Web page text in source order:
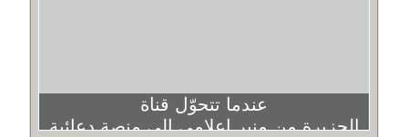
عندما تتحوّل قناة
الجزيرة من منبر إعلامي إلى منصة دعائية